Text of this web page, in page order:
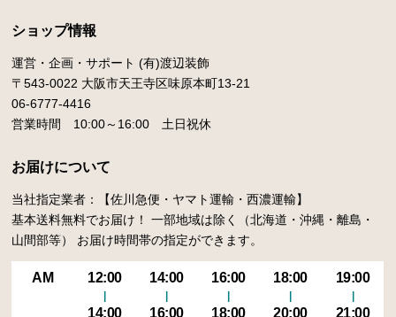
ショップ情報
運営・企画・サポート (有)渡辺装飾
〒543-0022 大阪市天王寺区味原本町13-21
06-6777-4416
営業時間 10:00～16:00 土日祝休
お届けについて
当社指定業者：【佐川急便・ヤマト運輸・西濃運輸】
基本送料無料でお届け！ 一部地域は除く（北海道・沖縄・離島・
山間部等） お届け時間帯の指定ができます。
AM 12:00
14:00
14:00
16:00
16:00
18:00
18:00
20:00
19:00
21:00